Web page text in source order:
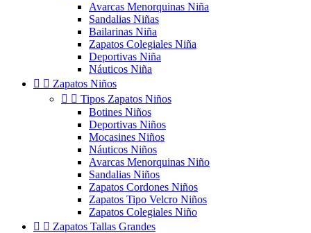
Avarcas Menorquinas Niña
Sandalias Niñas
Bailarinas Niña
Zapatos Colegiales Niña
Deportivas Niña
Náuticos Niña
  Zapatos Niños
  Tipos Zapatos Niños
Botines Niños
Deportivas Niños
Mocasines Niños
Náuticos Niños
Avarcas Menorquinas Niño
Sandalias Niños
Zapatos Cordones Niños
Zapatos Tipo Velcro Niños
Zapatos Colegiales Niño
  Zapatos Tallas Grandes